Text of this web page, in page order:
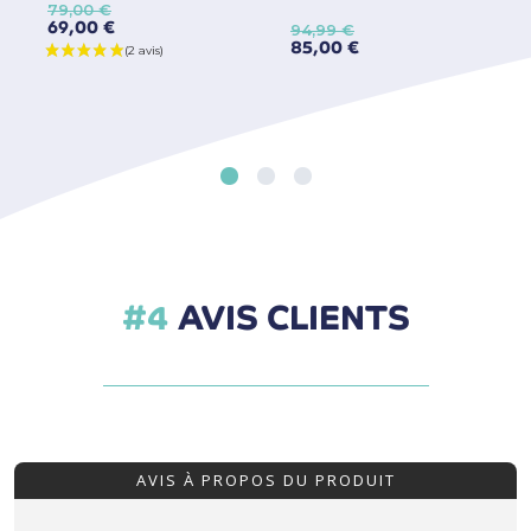
79,00 €
69,00 € 94,99 €
85,00 €
AVIS CLIENTS
AVIS À PROPOS DU PRODUIT